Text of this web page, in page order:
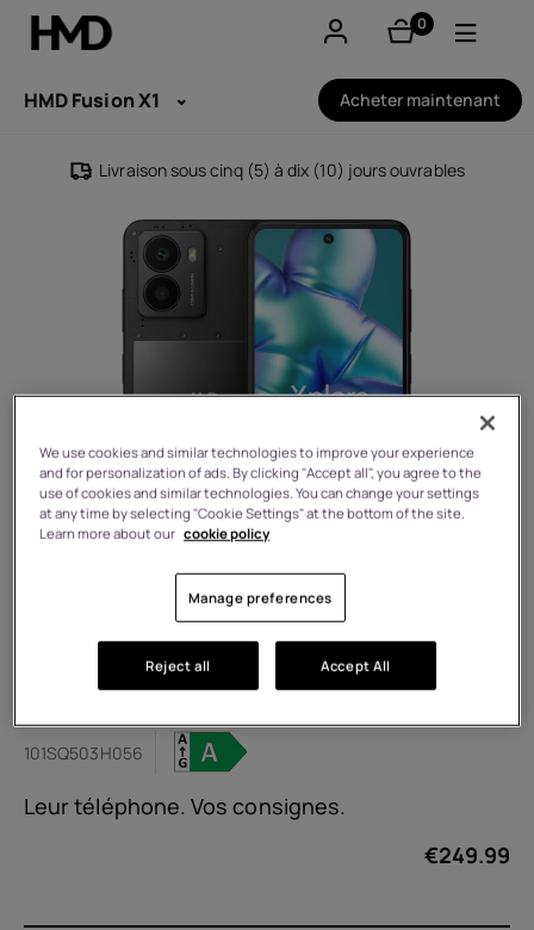
0
éléments
Smartphones
Téléphones classiques
Accessoires
Offres
HMD Fusion X1 Acheter maintenant
Livraison sous cinq (5) à dix (10) jours ouvrables
HMD Fusion X1
101SQ503H056
Leur téléphone. Vos consignes.
€249.99
We use cookies and similar technologies to improve your experience
and for personalization of ads. By clicking "Accept all", you agree to the
use of cookies and similar technologies. You can change your settings
at any time by selecting "Cookie Settings" at the bottom of the site.
Learn more about our cookie policy
Manage preferences
Reject all Accept All